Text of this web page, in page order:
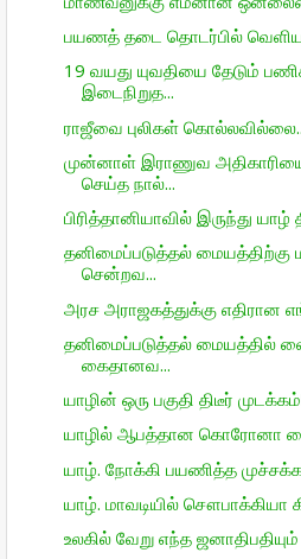
பயணத் தடை தொடர்பில்
19 வயது யுவதியை தேடும்
இடைநிறுத...
ராஜீவை புலிகள்
முன்னாள் இராணுவ
செய்த நால்...
பிரித்தானியாவில் இருந்து யாழ்
தனிமைப்படுத்தல்
சென்றவ...
அரச அராஜகத்துக்கு எதிரான
தனிமைப்படுத்தல் மையத்தில்
கைதானவ...
யாழின் ஒரு பகுதி திடீர்
யாழில் ஆபத்தான கொரோனா
யாழ். நோக்கி பயணித்த
யாழ். மாவடியில் சௌபாக்கியா
உலகில் வேறு எந்த